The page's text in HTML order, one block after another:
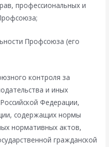
профессиональных и
Профсоюза (его
контроля за
и иных
Федерации,
содержащих нормы
нормативных актов,
гражданской